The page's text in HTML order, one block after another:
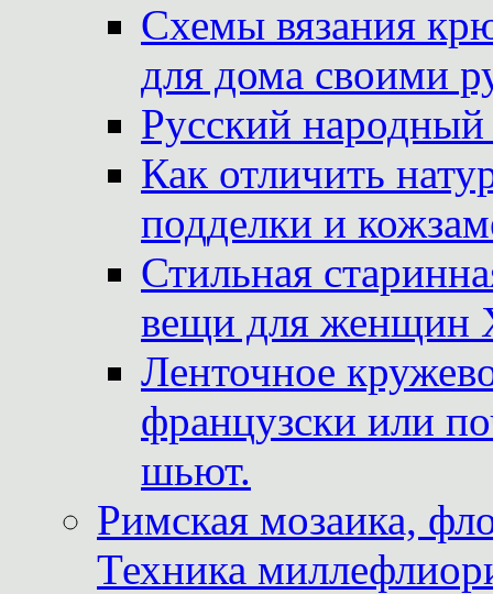
Схемы вязания
для дома своими
Русский
Как отличить
подделки и
Стильная
вещи для женщин
Ленточное
французски или
шьют.
Римская мозаика,
Техника